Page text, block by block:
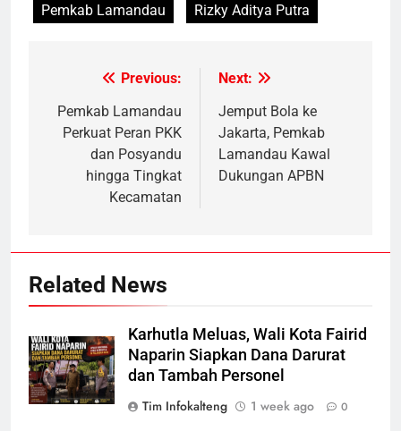
Pemkab Lamandau
Rizky Aditya Putra
navigation
Previous:
Pemkab Lamandau
Perkuat Peran PKK
dan Posyandu
hingga Tingkat
Kecamatan
Next:
Jemput Bola ke
Jakarta, Pemkab
Lamandau Kawal
Dukungan APBN
Related News
Karhutla Meluas, Wali Kota Fairid
Naparin Siapkan Dana Darurat
dan Tambah Personel
Tim Infokalteng
1 week ago 0